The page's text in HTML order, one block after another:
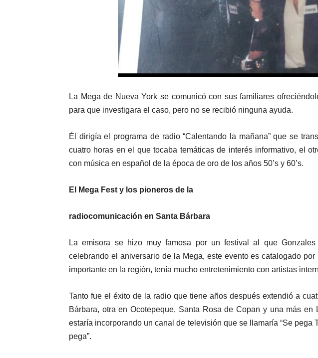
La Mega de Nueva York se comunicó con sus familiares
para que investigara el caso, pero no se recibió ninguna ayuda.
Él dirigía el programa de radio “Calentando la mañana” que se
cuatro horas en el que tocaba temáticas de interés informativo, el
con música en español de la época de oro de los años 50’s y 60’s.
El Mega Fest y los pioneros de la
radiocomunicación en Santa Bárbara
La emisora se hizo muy famosa por un festival al que Gonzales
celebrando el aniversario de la Mega, este evento es catalogado
importante en la región, tenía mucho entretenimiento con artistas
Tanto fue el éxito de la radio que tiene años después extendió a
Bárbara, otra en Ocotepeque, Santa Rosa de Copan y una más en
estaría incorporando un canal de televisión que se llamaría “Se pega
pega”.